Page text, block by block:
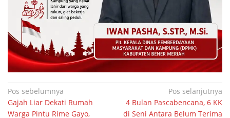
Navigasi
pos
Pos sebelumnya
Gajah Liar Dekati Rumah
Warga Pintu Rime Gayo,
Pos selanjutnya
4 Bulan Pascabencana, 6 KK
di Seni Antara Belum Terima